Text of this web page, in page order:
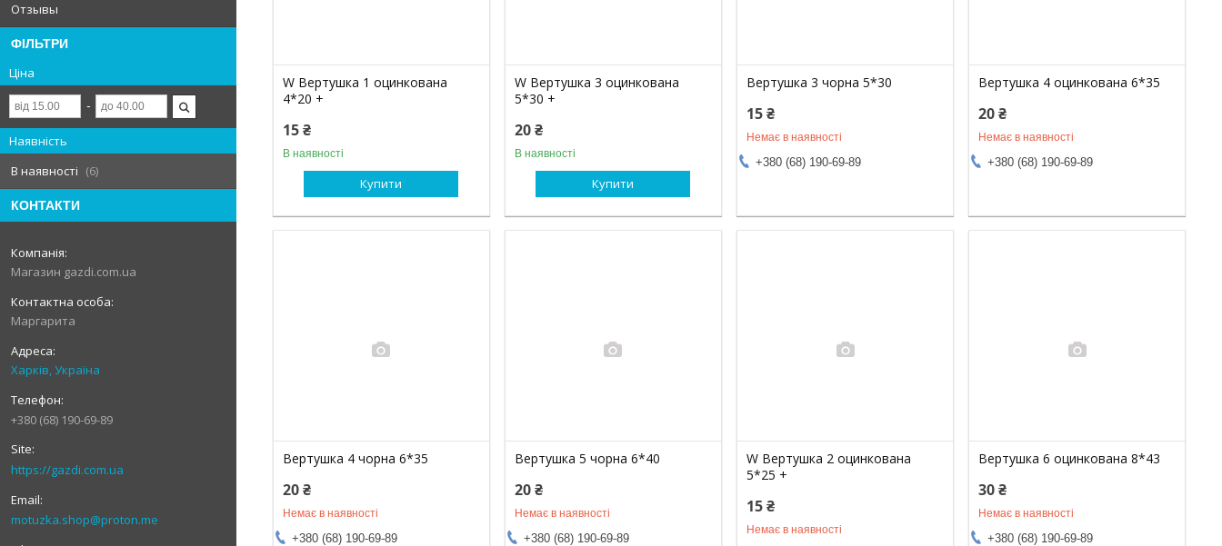
Отзывы
ФІЛЬТРИ
Ціна
Наявність
В наявності
6
КОНТАКТИ
Магазин gazdi.com.ua
Маргарита
Харків, Україна
+380 (68) 190-69-89
https://gazdi.com.ua
motuzka.shop@proton.me
W Вертушка 1 оцинкована
4*20 +
15 ₴
В наявності
Купити
W Вертушка 3 оцинкована
5*30 +
20 ₴
В наявності
Купити
Вертушка 3 чорна 5*30
15 ₴
Немає в наявності
+380 (68) 190-69-89
Вертушка 4 оцинкована 6*35
20 ₴
Немає в наявності
+380 (68) 190-69-89
Вертушка 4 чорна 6*35
20 ₴
Немає в наявності
+380 (68) 190-69-89
Вертушка 5 чорна 6*40
20 ₴
Немає в наявності
+380 (68) 190-69-89
W Вертушка 2 оцинкована
5*25 +
15 ₴
Немає в наявності
Вертушка 6 оцинкована 8*43
30 ₴
Немає в наявності
+380 (68) 190-69-89